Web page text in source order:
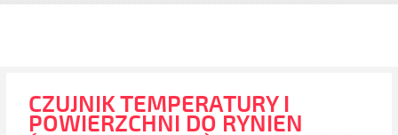
CZUJNIK TEMPERATURY I
POWIERZCHNI DO RYNIEN